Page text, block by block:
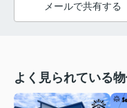
メールで共有する
よく見られている